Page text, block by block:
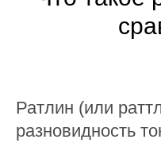
Ратлин (или
разновидность